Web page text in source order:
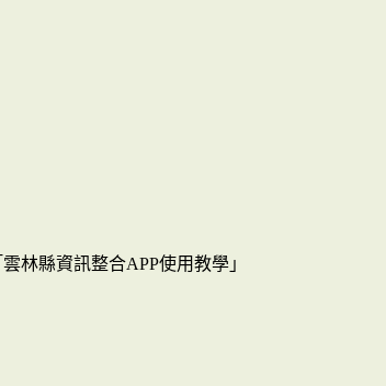
林縣資訊整合APP使用教學」